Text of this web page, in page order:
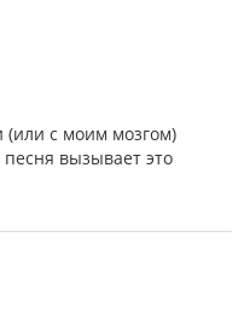
(или с моим мозгом)
песня вызывает это